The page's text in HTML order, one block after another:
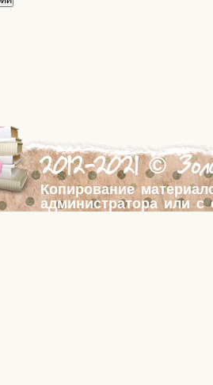
2012-2021 ©
Копирование
администратора или с